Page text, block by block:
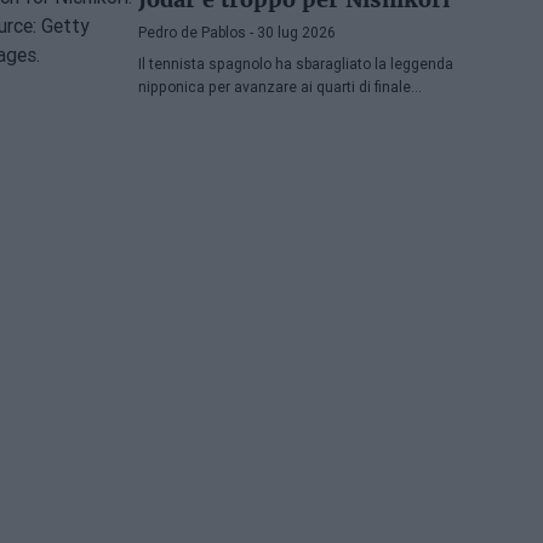
Pedro de Pablos - 30 lug 2026
Il tennista spagnolo ha sbaragliato la leggenda
nipponica per avanzare ai quarti di finale